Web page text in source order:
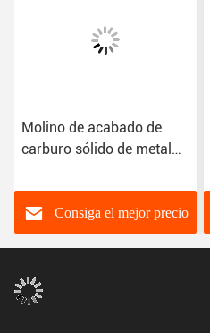
Molino de acabado de
carburo sólido de metal
inoxidable
Consiga el mejor precio